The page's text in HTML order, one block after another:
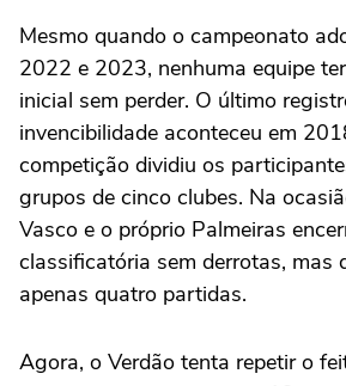
Mesmo quando o campeonato
2022 e 2023, nenhuma equipe
inicial sem perder. O último
invencibilidade aconteceu em
competição dividiu os
grupos de cinco clubes. Na
Vasco e o próprio Palmeiras
classificatória sem derrotas, mas
apenas quatro partidas.
Agora, o Verdão tenta repetir o